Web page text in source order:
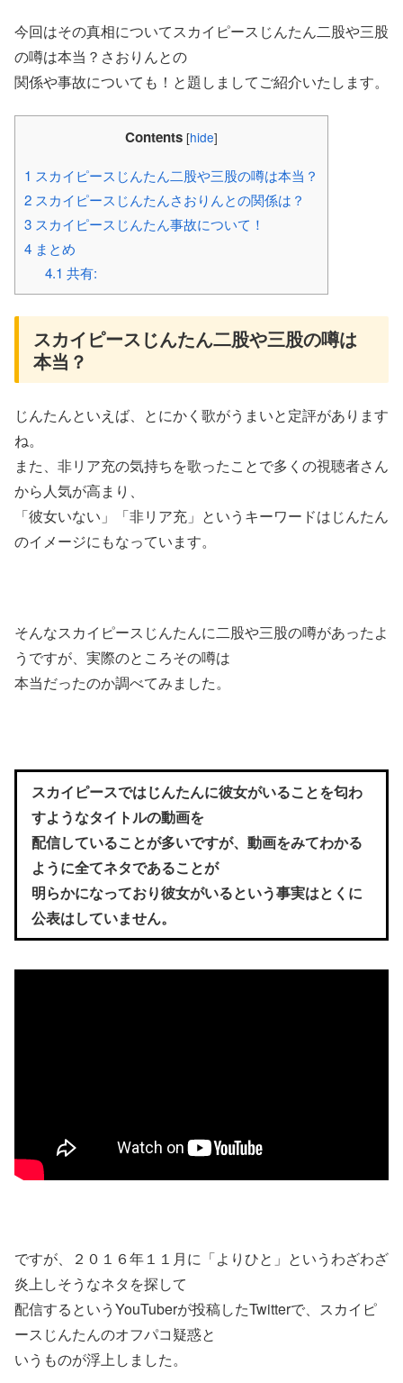
今回はその真相についてスカイピースじんたん二股や三股
の噂は本当？さおりんとの
関係や事故についても！と題しましてご紹介いたします。
Contents [hide]
1 スカイピースじんたん二股や三股の噂は本当？
2 スカイピースじんたんさおりんとの関係は？
3 スカイピースじんたん事故について！
4 まとめ
4.1 共有:
スカイピースじんたん二股や三股の噂は
本当？
じんたんといえば、とにかく歌がうまいと定評があります
ね。
また、非リア充の気持ちを歌ったことで多くの視聴者さん
から人気が高まり、
「彼女いない」「非リア充」というキーワードはじんたん
のイメージにもなっています。
そんなスカイピースじんたんに二股や三股の噂があったよ
うですが、実際のところその噂は
本当だったのか調べてみました。
スカイピースではじんたんに彼女がいることを匂わ
すようなタイトルの動画を
配信していることが多いですが、動画をみてわかる
ように全てネタであることが
明らかになっており彼女がいるという事実はとくに
公表はしていません。
ですが、２０１６年１１月に「よりひと」というわざわざ
炎上しそうなネタを探して
配信するというYouTuberが投稿したTwitterで、スカイピ
ースじんたんのオフパコ疑惑と
いうものが浮上しました。